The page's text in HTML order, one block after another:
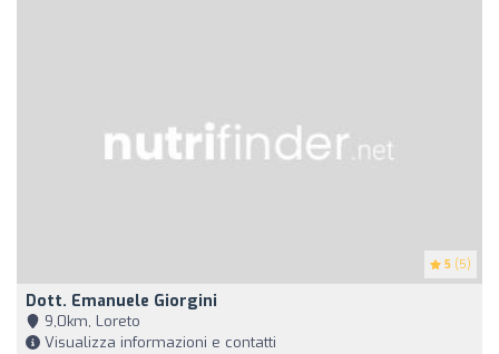
5 (5)
Dott. Emanuele Giorgini
9,0km, Loreto
Visualizza informazioni e contatti